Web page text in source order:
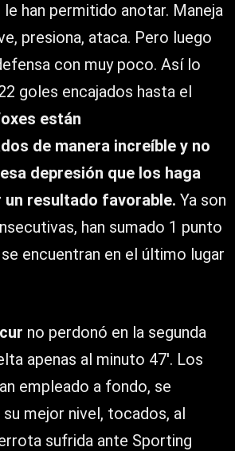
han permitido anotar. Maneja
presiona, ataca. Pero luego
con muy poco. Así lo
goles encajados hasta el
están
de manera increíble y no
depresión que los haga
un resultado favorable. Ya son
han sumado 1 punto
encuentran en el último lugar
no perdonó en la segunda
apenas al minuto 47′. Los
empleado a fondo, se
mejor nivel, tocados, al
sufrida ante Sporting